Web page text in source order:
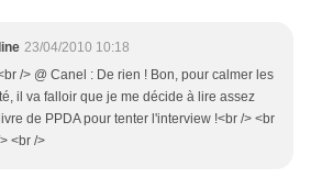
23/04/2010 10:18
/> @ Canel : De rien ! Bon, pour calmer les
il va falloir que je me décide à lire assez
de PPDA pour tenter l'interview !<br /> <br
<br />